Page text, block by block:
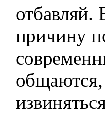
отбавляй.
причину
общаются,